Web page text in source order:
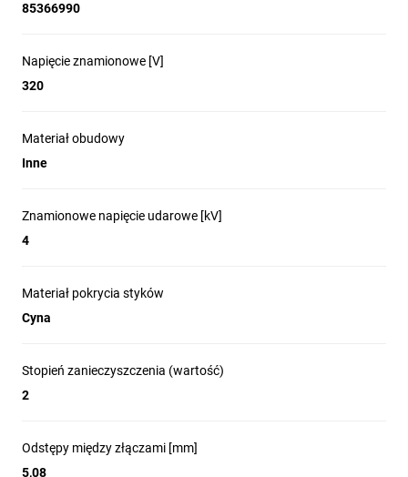
85366990
Napięcie znamionowe [V]
320
Materiał obudowy
Inne
Znamionowe napięcie udarowe [kV]
4
Materiał pokrycia styków
Cyna
Stopień zanieczyszczenia (wartość)
2
Odstępy między złączami [mm]
5,08